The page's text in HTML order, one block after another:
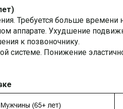
Требуется больше времени
аппарате. Ухудшение
к позвоночнику.
системе. Понижение